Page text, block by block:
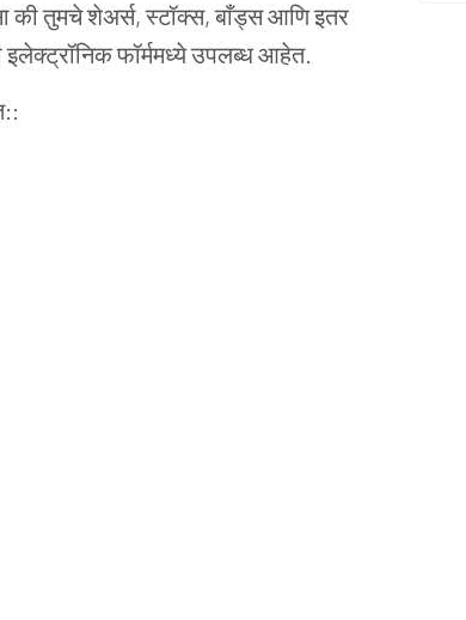
की तुमचे शेअर्स, स्टॉक्स, बाँड्स आणि इतर
इलेक्ट्रॉनिक फॉर्ममध्ये उपलब्ध आहेत.